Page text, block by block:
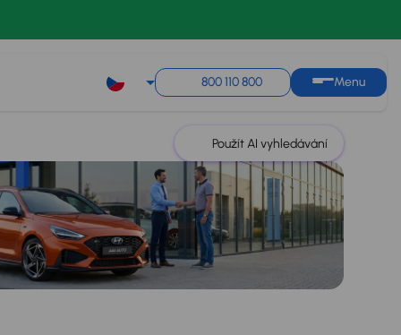
800 110 800 Menu
Použít AI vyhledávání